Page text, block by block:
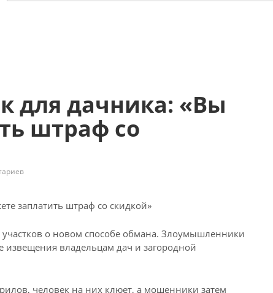
для дачника: «Вы
штраф со
о новом способе обмана. Злоумышленники
владельцам дач и загородной
человек на них клюет, а мошенники затем